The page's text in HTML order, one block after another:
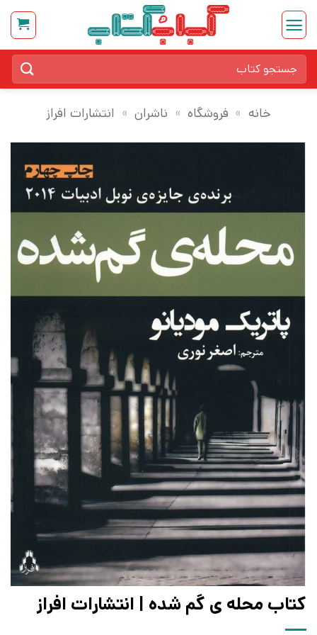
Skip
content
برای:
خانه » فروشگاه » ناشران » انتشارات افراز
کتاب محله ی گم شده | انتشارات افراز